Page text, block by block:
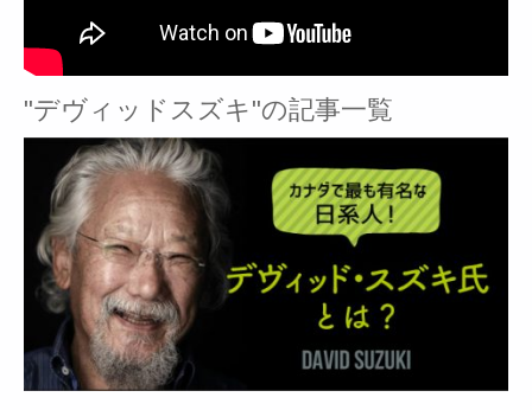
"デヴィッドスズキ"の記事一覧